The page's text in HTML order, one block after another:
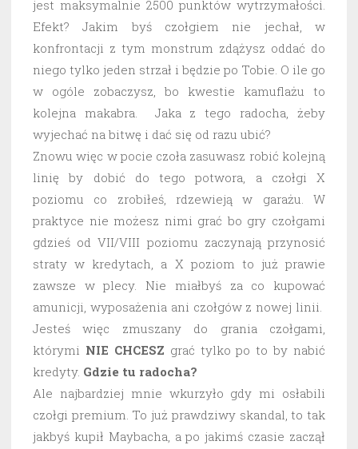
jest maksymalnie 2500 punktów wytrzymałości.
Efekt? Jakim byś czołgiem nie jechał, w
konfrontacji z tym monstrum zdążysz oddać do
niego tylko jeden strzał i będzie po Tobie. O ile go
w ogóle zobaczysz, bo kwestie kamuflażu to
kolejna makabra. Jaka z tego radocha, żeby
wyjechać na bitwę i dać się od razu ubić?
Znowu więc w pocie czoła zasuwasz robić kolejną
linię by dobić do tego potwora, a czołgi X
poziomu co zrobiłeś, rdzewieją w garażu. W
praktyce nie możesz nimi grać bo gry czołgami
gdzieś od VII/VIII poziomu zaczynają przynosić
straty w kredytach, a X poziom to już prawie
zawsze w plecy. Nie miałbyś za co kupować
amunicji, wyposażenia ani czołgów z nowej linii.
Jesteś więc zmuszany do grania czołgami,
którymi NIE CHCESZ grać tylko po to by nabić
kredyty. Gdzie tu radocha?
Ale najbardziej mnie wkurzyło gdy mi osłabili
czołgi premium. To już prawdziwy skandal, to tak
jakbyś kupił Maybacha, a po jakimś czasie zaczął